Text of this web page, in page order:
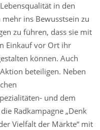
in den
ins Bewusstsein zu
zu führen, dass sie mit
Einkauf vor Ort ihr
können. Auch
beteiligen. Neben
und dem
Radkampagne „Denk
Vielfalt der Märkte“ mit